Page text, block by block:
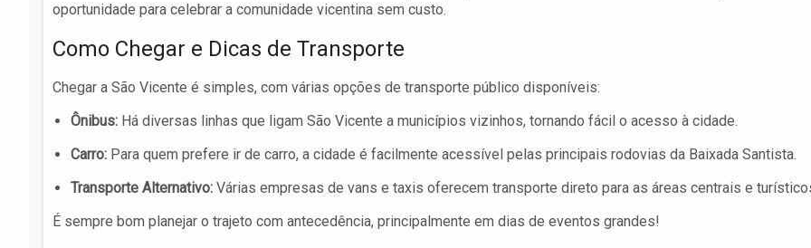
oportunidade para celebrar a comunidade vicentina sem custo.
Como Chegar e Dicas de Transporte
Chegar a São Vicente é simples, com várias opções de transporte público disponíveis:
Ônibus: Há diversas linhas que ligam São Vicente a municípios vizinhos, tornando fácil o acesso à cidade.
Carro: Para quem prefere ir de carro, a cidade é facilmente acessível pelas principais rodovias da Baixada Santista.
Transporte Alternativo: Várias empresas de vans e taxis oferecem transporte direto para as áreas centrais e
É sempre bom planejar o trajeto com antecedência, principalmente em dias de eventos grandes!